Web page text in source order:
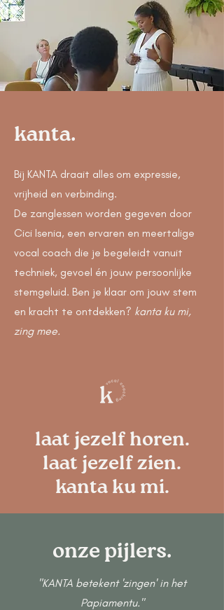
kanta.
Bij KANTA draait alles om expressie,
vrijheid en verbinding.
De zanglessen worden gegeven door
Cici Isenia, een ervaren en meertalige
vocal coach die je begeleidt vanuit
techniek, gevoel én jouw persoonlijke
stemgeluid. Ben je klaar om jouw stem
en kracht te ontdekken? kanta ku mi,
zing mee.
laat jezelf horen.
laat jezelf zien.
kanta ku mi.
onze pijlers.
"KANTA betekent 'zingen' in het
Papiamentu."